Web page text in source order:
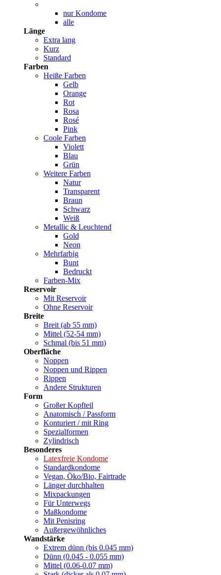
nur Kondome
alle
Länge
Extra lang
Kurz
Standard
Farben
Heiße Farben
Gelb
Orange
Rot
Rosa
Rosé
Pink
Coole Farben
Violett
Blau
Grün
Weitere Farben
Natur
Transparent
Braun
Schwarz
Weiß
Metallic & Leuchtend
Gold
Neon
Mehrfarbig
Bunt
Bedruckt
Farben-Mix
Reservoir
Mit Reservoir
Ohne Reservoir
Breite
Breit (ab 55 mm)
Mittel (52-54 mm)
Schmal (bis 51 mm)
Oberfläche
Noppen
Noppen und Rippen
Rippen
Andere Strukturen
Form
Großer Kopfteil
Anatomisch / Passform
Konturiert / mit Ring
Spezialformen
Zylindrisch
Besonderes
Latexfreie Kondome
Standardkondome
Vegan, Öko/Bio, Fairtrade
Länger durchhalten
Mixpackungen
Für Unterwegs
Maßkondome
Mit Penisring
Außergewöhnliches
Wandstärke
Extrem dünn (bis 0.045 mm)
Dünn (0.045 - 0.055 mm)
Mittel (0.06-0.07 mm)